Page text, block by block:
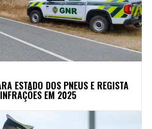
ESTADO DOS PNEUS E REGISTA
EM 2025